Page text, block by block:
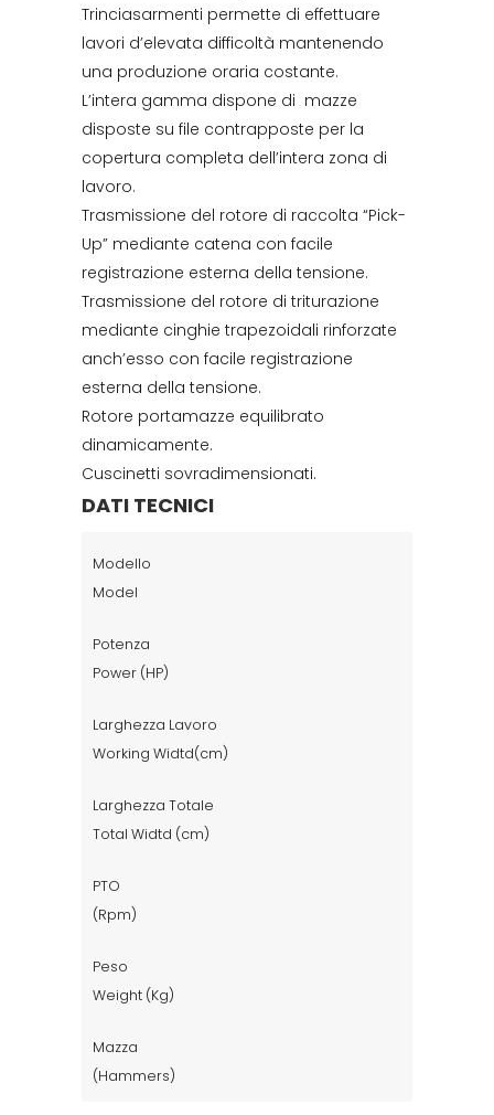
Trinciasarmenti permette di effettuare
lavori d’elevata difficoltà mantenendo
una produzione oraria costante.
L’intera gamma dispone di mazze
disposte su file contrapposte per la
copertura completa dell’intera zona di
lavoro.
Trasmissione del rotore di raccolta “Pick-
Up” mediante catena con facile
registrazione esterna della tensione.
Trasmissione del rotore di triturazione
mediante cinghie trapezoidali rinforzate
anch’esso con facile registrazione
esterna della tensione.
Rotore portamazze equilibrato
dinamicamente.
Cuscinetti sovradimensionati.
DATI TECNICI
Modello
Model
Potenza
Power (HP)
Larghezza Lavoro
Working Widtd(cm)
Larghezza Totale
Total Widtd (cm)
PTO
(Rpm)
Peso
Weight (Kg)
Mazza
(Hammers)